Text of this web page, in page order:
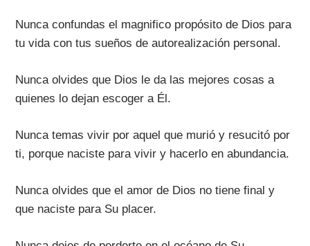
Nunca confundas el magnifico propósito de Dios para
tu vida con tus sueños de autorealización personal.
Nunca olvides que Dios le da las mejores cosas a
quienes lo dejan escoger a Él.
Nunca temas vivir por aquel que murió y resucitó por
ti, porque naciste para vivir y hacerlo en abundancia.
Nunca olvides que el amor de Dios no tiene final y
que naciste para Su placer.